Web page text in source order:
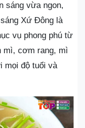
sáng vừa ngon,
Xứ Đông là
vụ phong phú từ
mì, cơm rang, mì
mọi độ tuổi và